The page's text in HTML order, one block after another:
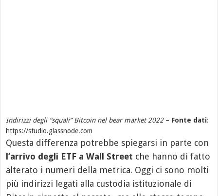
Indirizzi degli “squali” Bitcoin nel bear market 2022– Fonte dati:
https://studio.glassnode.com
Questa differenza potrebbe spiegarsi in parte con
l’arrivo degli ETF a Wall Street che hanno di fatto
alterato i numeri della metrica. Oggi ci sono molti
più indirizzi legati alla custodia istituzionale di